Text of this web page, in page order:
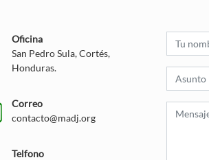
Oficina
San Pedro Sula, Cortés,
Honduras.
Correo
contacto@madj.org
Telfono